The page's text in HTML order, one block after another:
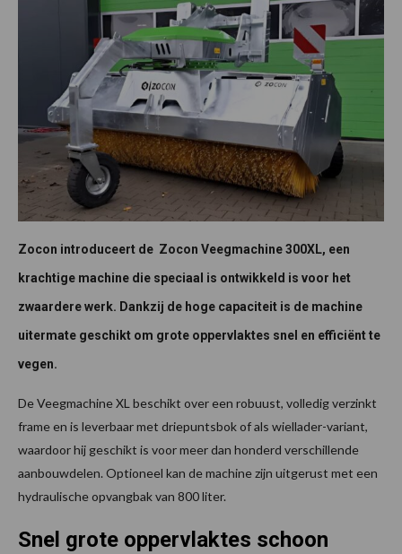
Zocon introduceert de Zocon Veegmachine 300XL, een
krachtige machine die speciaal is ontwikkeld is voor het
zwaardere werk. Dankzij de hoge capaciteit is de machine
uitermate geschikt om grote oppervlaktes snel en efficiënt te
vegen.
De Veegmachine XL beschikt over een robuust, volledig verzinkt
frame en is leverbaar met driepuntsbok of als wiellader-variant,
waardoor hij geschikt is voor meer dan honderd verschillende
aanbouwdelen. Optioneel kan de machine zijn uitgerust met een
hydraulische opvangbak van 800 liter.
Snel grote oppervlaktes schoon